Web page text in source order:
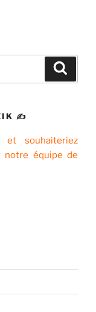
✍
souhaiteriez
notre équipe de